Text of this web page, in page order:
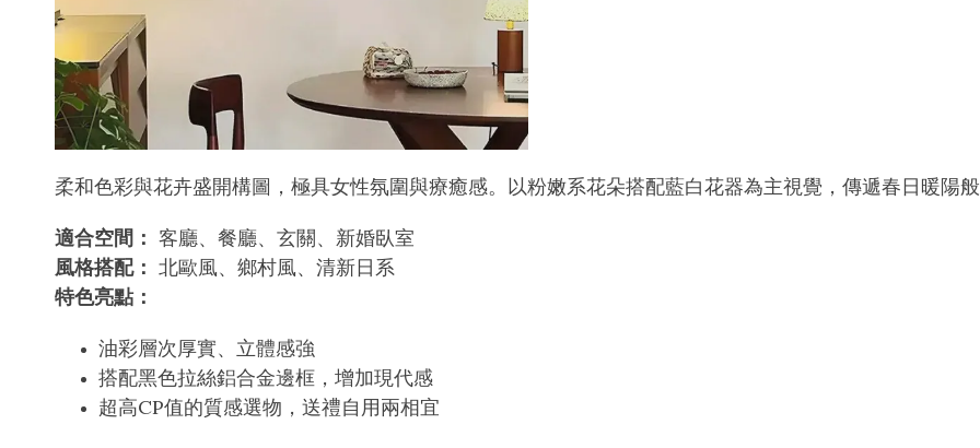
柔和色彩與花卉盛開構圖，極具女性氛圍與療癒感。以粉嫩系花朵搭配藍白花器為主視覺，傳遞春日暖陽般
適合空間： 客廳、餐廳、玄關、新婚臥室
風格搭配： 北歐風、鄉村風、清新日系
特色亮點：
油彩層次厚實、立體感強
搭配黑色拉絲鋁合金邊框，增加現代感
超高CP值的質感選物，送禮自用兩相宜